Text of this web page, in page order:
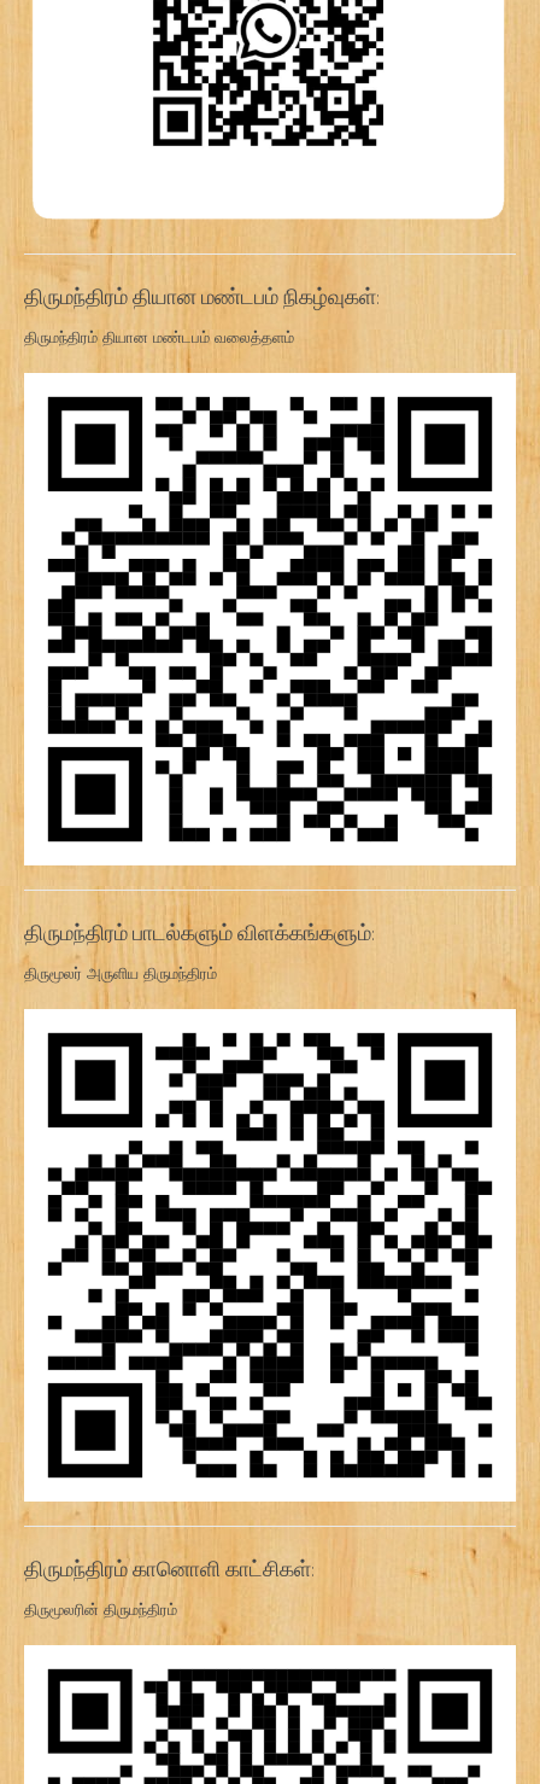
திருமந்திரம் தியான மண்டபம் நிகழ்வுகள்:
திருமந்திரம் தியான மண்டபம் வலைத்தளம்
திருமந்திரம் பாடல்களும் விளக்கங்களும்:
திருமூலர் அருளிய திருமந்திரம்
திருமந்திரம் கானொளி காட்சிகள்:
திருமூலரின் திருமந்திரம்